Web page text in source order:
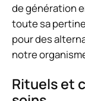
de génération
toute sa
pour des
notre
Rituels et